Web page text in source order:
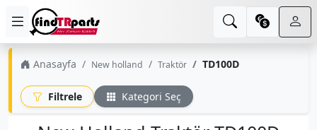
Anasayfa New holland Traktör TD100D
Filtrele Kategori Seç